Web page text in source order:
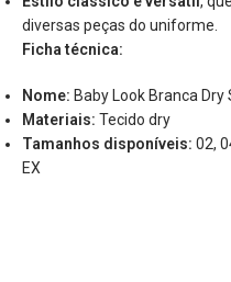
diversas peças do uniforme.
Ficha técnica:
Nome: Baby Look Branca Dry
Materiais: Tecido dry
Tamanhos disponíveis: 02,
EX